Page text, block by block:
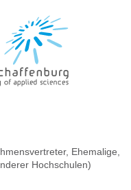
Ehemalige,
Hochschulen)